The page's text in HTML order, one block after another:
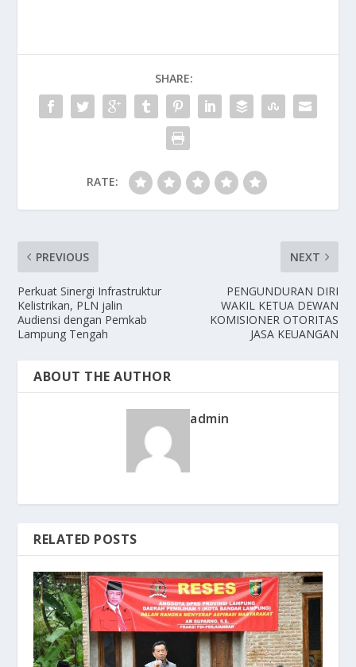
SHARE:
RATE:
PREVIOUS
Perkuat Sinergi Infrastruktur
Kelistrikan, PLN jalin
Audiensi dengan Pemkab
Lampung Tengah
NEXT
PENGUNDURAN DIRI
WAKIL KETUA DEWAN
KOMISIONER OTORITAS
JASA KEUANGAN
ABOUT THE AUTHOR
admin
RELATED POSTS